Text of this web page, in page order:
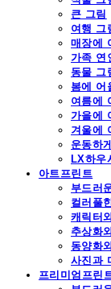
큰 그림
여행 그
매장에
가족 연
동물 그
봄에 어
여름에
가을에
겨울에
운동하
LX하우
아트프린트
부드러
컬러풀
캐릭터
추상화
동양화
사진과
프리미엄프린